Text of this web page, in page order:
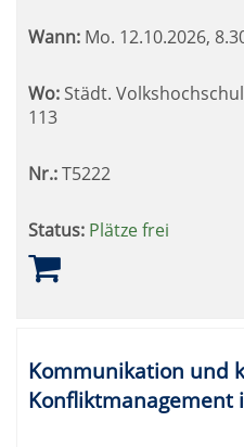
Wann: Mo. 12.10.2026,
Wo: Städt.
113
Nr.:T5222
Status: Plätze frei
Kommunikation und
Konfliktmanagement